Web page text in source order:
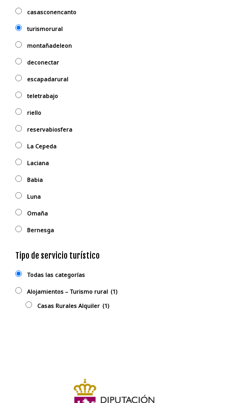
casasconencanto
turismorural
montañadeleon
deconectar
escapadarural
teletrabajo
riello
reservabiosfera
La Cepeda
Laciana
Babia
Luna
Omaña
Bernesga
Tipo de servicio turístico
Todas las categorías
Alojamientos – Turismo rural (1)
Casas Rurales Alquiler (1)